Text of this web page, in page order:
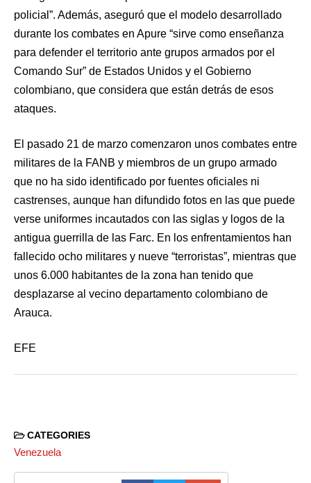
policial”. Además, aseguró que el modelo desarrollado
durante los combates en Apure “sirve como enseñanza
para defender el territorio ante grupos armados por el
Comando Sur” de Estados Unidos y el Gobierno
colombiano, que considera que están detrás de esos
ataques.
El pasado 21 de marzo comenzaron unos combates entre
militares de la FANB y miembros de un grupo armado
que no ha sido identificado por fuentes oficiales ni
castrenses, aunque han difundido fotos en las que puede
verse uniformes incautados con las siglas y logos de la
antigua guerrilla de las Farc. En los enfrentamientos han
fallecido ocho militares y nueve “terroristas”, mientras que
unos 6.000 habitantes de la zona han tenido que
desplazarse al vecino departamento colombiano de
Arauca.
EFE
CATEGORIES
Venezuela